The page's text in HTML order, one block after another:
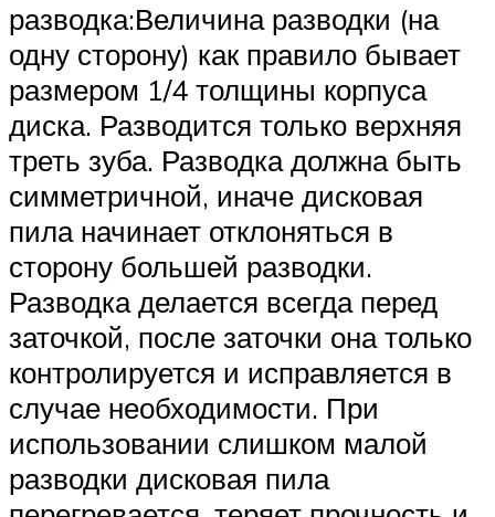
разводка:Величина разводки (на
одну сторону) как правило бывает
размером 1/4 толщины корпуса
диска. Разводится только верхняя
треть зуба. Разводка должна быть
симметричной, иначе дисковая
пила начинает отклоняться в
сторону большей разводки.
Разводка делается всегда перед
заточкой, после заточки она только
контролируется и исправляется в
случае необходимости. При
использовании слишком малой
разводки дисковая пила